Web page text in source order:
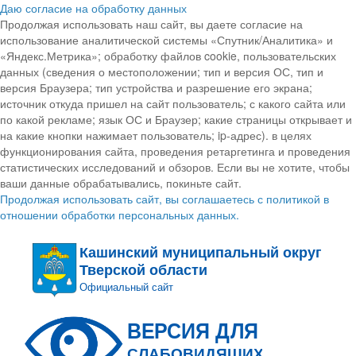
Даю согласие на обработку данных
Продолжая использовать наш сайт, вы даете согласие на
использование аналитической системы «Спутник/Аналитика» и
«Яндекс.Метрика»; обработку файлов cookie, пользовательских
данных (сведения о местоположении; тип и версия ОС, тип и
версия Браузера; тип устройства и разрешение его экрана;
источник откуда пришел на сайт пользователь; с какого сайта или
по какой рекламе; язык ОС и Браузер; какие страницы открывает и
на какие кнопки нажимает пользователь; ip-адрес). в целях
функционирования сайта, проведения ретаргетинга и проведения
статистических исследований и обзоров. Если вы не хотите, чтобы
ваши данные обрабатывались, покиньте сайт.
Продолжая использовать сайт, вы соглашаетесь с политикой в
отношении обработки персональных данных.